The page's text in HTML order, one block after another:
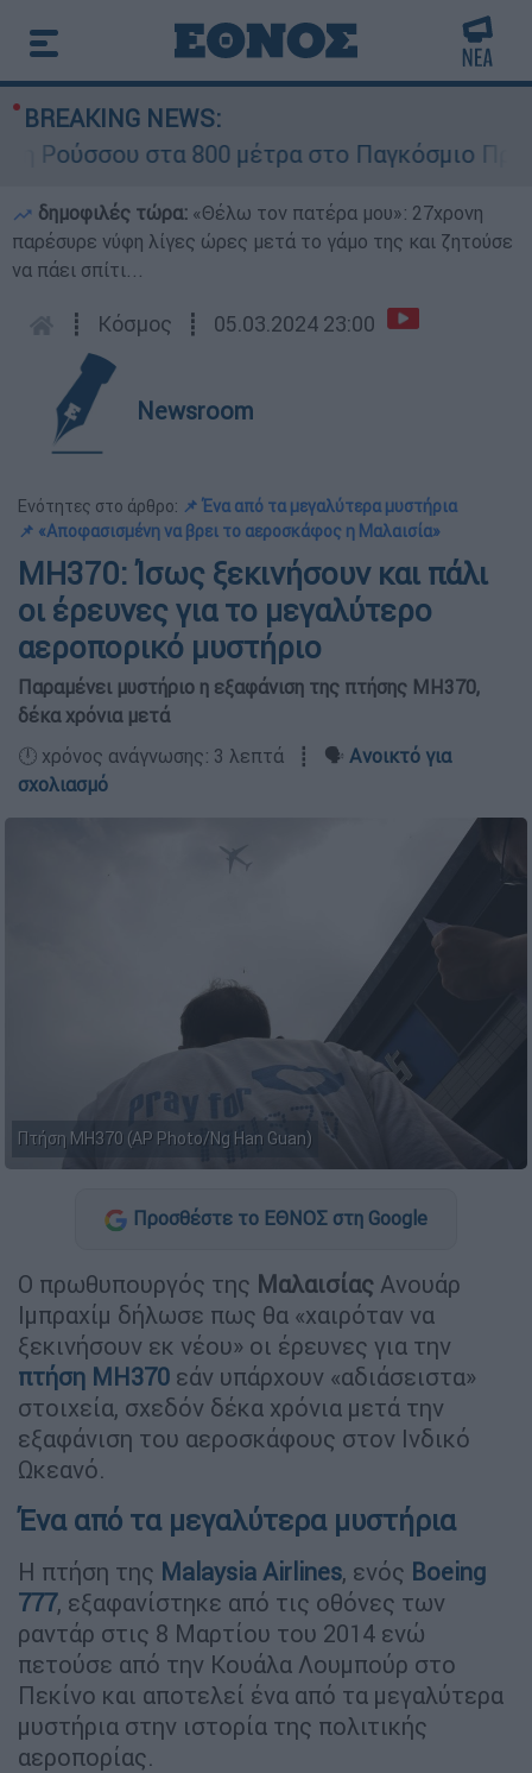
BREAKING NEWS:
στα 800 μέτρα στο Παγκόσμιο
δημοφιλές τώρα: «Θέλω τον πατέρα μου»: 27χρονη
παρέσυρε νύφη λίγες ώρες μετά το γάμο της και ζητούσε
να πάει σπίτι...
┋ Κόσμος ┋ 05.03.2024 23:00
Newsroom
Ενότητες στο άρθρο: 📌 Ένα από τα μεγαλύτερα μυστήρια
📌 «Αποφασισμένη να βρει το αεροσκάφος η Μαλαισία»
MH370: Ίσως ξεκινήσουν και πάλι
οι έρευνες για το μεγαλύτερο
αεροπορικό μυστήριο
Παραμένει μυστήριο η εξαφάνιση της πτήσης MH370,
δέκα χρόνια μετά
🕛 χρόνος ανάγνωσης: 3 λεπτά ┋ 🗣️ Ανοικτό για
σχολιασμό
Πτήση MH370 (AP Photo/Ng Han Guan)
Προσθέστε το ΕΘΝΟΣ στη Google
Ο πρωθυπουργός της Μαλαισίας Ανουάρ
Ιμπραχίμ δήλωσε πως θα «χαιρόταν να
ξεκινήσουν εκ νέου» οι έρευνες για την
πτήση MH370 εάν υπάρχουν «αδιάσειστα»
στοιχεία, σχεδόν δέκα χρόνια μετά την
εξαφάνιση του αεροσκάφους στον Ινδικό
Ωκεανό.
Ένα από τα μεγαλύτερα μυστήρια
Η πτήση της Malaysia Airlines, ενός Boeing
777, εξαφανίστηκε από τις οθόνες των
ραντάρ στις 8 Μαρτίου του 2014 ενώ
πετούσε από την Κουάλα Λουμπούρ στο
Πεκίνο και αποτελεί ένα από τα μεγαλύτερα
μυστήρια στην ιστορία της πολιτικής
αεροπορίας.